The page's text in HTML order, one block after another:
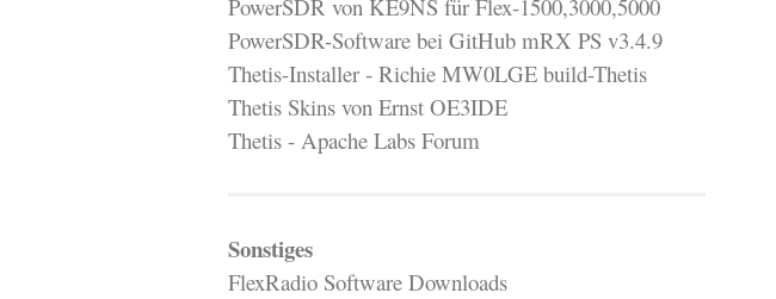
PowerSDR von KE9NS für Flex-1500,3000,5000
PowerSDR-Software bei GitHub mRX PS v3.4.9
Thetis-Installer - Richie MW0LGE build-Thetis
Thetis Skins von Ernst OE3IDE
Thetis - Apache Labs Forum
Sonstiges
FlexRadio Software Downloads